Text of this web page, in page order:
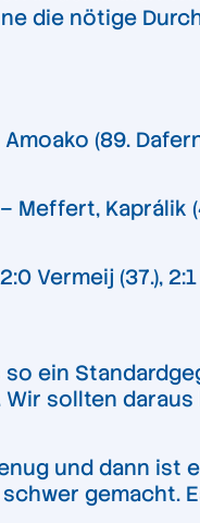
die nötige
(89.
Meffert, Kaprálik
Vermeij (37.),
ein
sollten
und dann ist
gemacht.